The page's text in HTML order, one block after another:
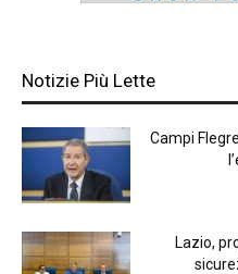
Notizie Più Lette
Campi
Lazio,